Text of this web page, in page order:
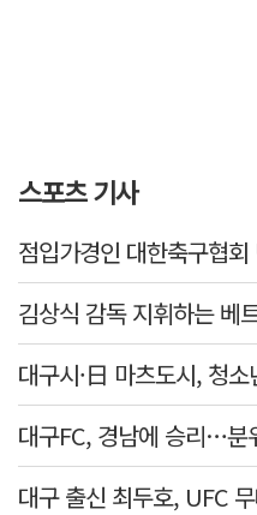
스포츠 기사
점입가경인 대한축구협
대구시·日 마츠도시, 청
대구FC, 경남에 승리…분
대구 출신 최두호, UFC